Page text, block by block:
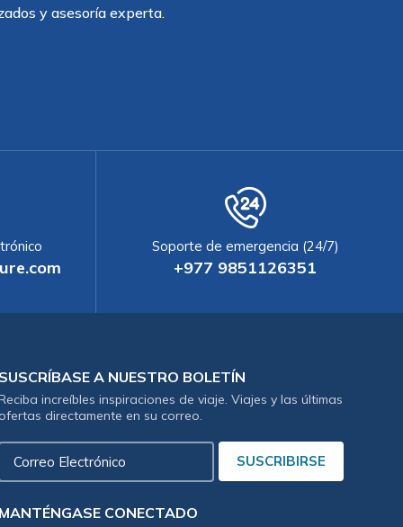
y asesoría experta.
Soporte de emergencia (24/7)
+977 9851126351
A NUESTRO BOLETÍN
increíbles inspiraciones de viaje. Viajes y las últimas
directamente en su correo.
Correo SUSCRIBIRSE
CONECTADO